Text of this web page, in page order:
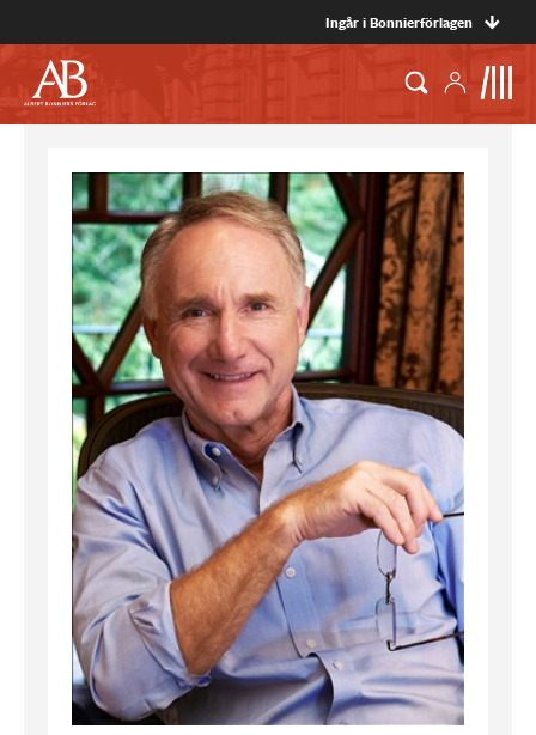
Ingår i Bonnierförlagen